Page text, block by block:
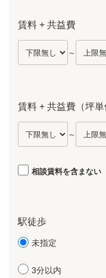
賃料 + 共益費
～
賃料 + 共益費（坪単
～
相談賃料を含まない
駅徒歩
未指定
3分以内